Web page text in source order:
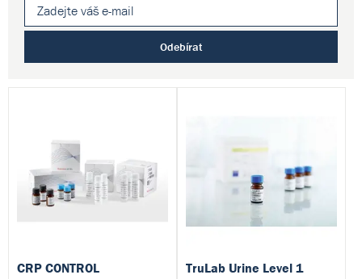
Odebírat
CRP CONTROL TruLab Urine Level 1